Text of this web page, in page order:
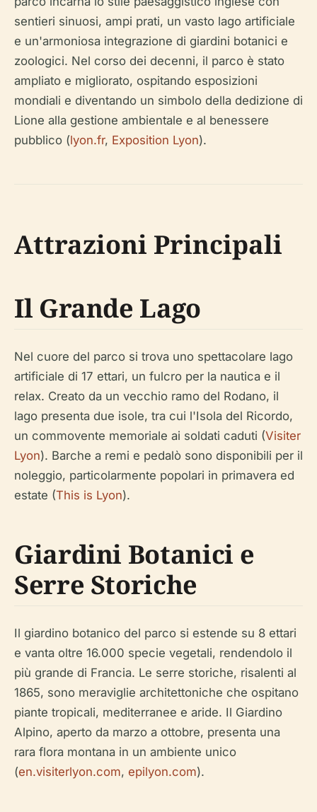
sentieri sinuosi, ampi prati, un vasto lago artificiale
e un'armoniosa integrazione di giardini botanici e
zoologici. Nel corso dei decenni, il parco è stato
ampliato e migliorato, ospitando esposizioni
mondiali e diventando un simbolo della dedizione di
Lione alla gestione ambientale e al benessere
pubblico (lyon.fr, Exposition Lyon).
Attrazioni Principali
Il Grande Lago
Nel cuore del parco si trova uno spettacolare lago
artificiale di 17 ettari, un fulcro per la nautica e il
relax. Creato da un vecchio ramo del Rodano, il
lago presenta due isole, tra cui l'Isola del Ricordo,
un commovente memoriale ai soldati caduti (Visiter
Lyon). Barche a remi e pedalò sono disponibili per il
noleggio, particolarmente popolari in primavera ed
estate (This is Lyon).
Giardini Botanici e
Serre Storiche
Il giardino botanico del parco si estende su 8 ettari
e vanta oltre 16.000 specie vegetali, rendendolo il
più grande di Francia. Le serre storiche, risalenti al
1865, sono meraviglie architettoniche che ospitano
piante tropicali, mediterranee e aride. Il Giardino
Alpino, aperto da marzo a ottobre, presenta una
rara flora montana in un ambiente unico
(en.visiterlyon.com, epilyon.com).